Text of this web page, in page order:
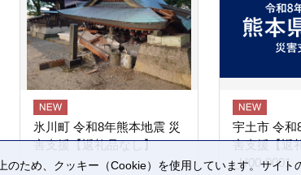
氷川町 令和8年熊本地震 災
害支援【返礼品なし】
宇土市 令和
害支援【返
_U00-0001
のため、クッキー（Cookie）を使用しています。サイ